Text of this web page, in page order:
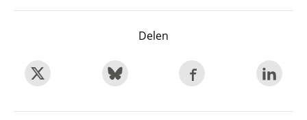
Delen